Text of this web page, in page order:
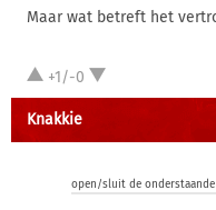
Maar wat betreft het
+1/-0
Knakkie
open/sluit de